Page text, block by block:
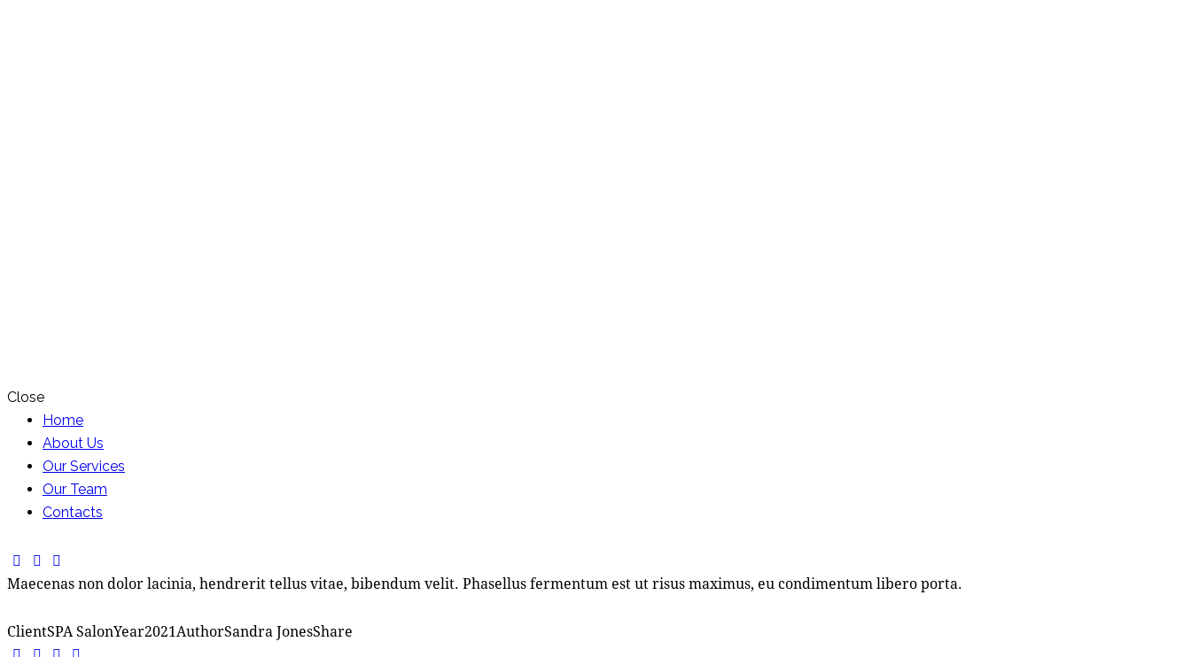
Close
Home
About Us
Our Services
Our Team
Contacts
Maecenas non dolor lacinia, hendrerit tellus vitae, bibendum velit. Phasellus fermentum est ut risus maximus, eu condimentum libero porta.
ClientSPA SalonYear2021AuthorSandra JonesShare